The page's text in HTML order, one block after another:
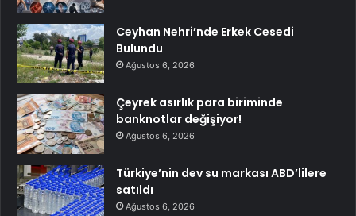
Ceyhan Nehri’nde Erkek Cesedi
Bulundu
Ağustos 6, 2026
Çeyrek asırlık para biriminde
banknotlar değişiyor!
Ağustos 6, 2026
Türkiye’nin dev su markası ABD’lilere
satıldı
Ağustos 6, 2026